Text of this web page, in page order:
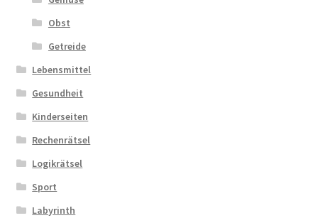
Obst
Getreide
Lebensmittel
Gesundheit
Kinderseiten
Rechenrätsel
Logikrätsel
Sport
Labyrinth